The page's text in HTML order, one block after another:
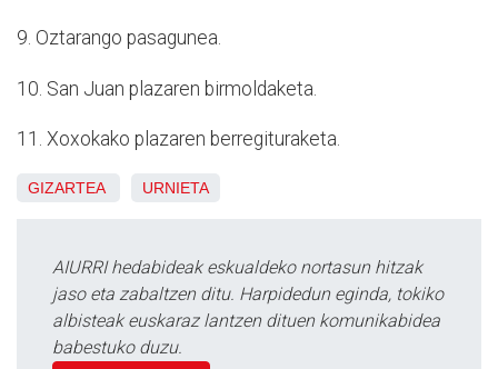
9. Oztarango pasagunea.
10. San Juan plazaren birmoldaketa.
11. Xoxokako plazaren berregituraketa.
GIZARTEA URNIETA
AIURRI hedabideak eskualdeko nortasun hitzak
jaso eta zabaltzen ditu. Harpidedun eginda, tokiko
albisteak euskaraz lantzen dituen komunikabidea
babestuko duzu.